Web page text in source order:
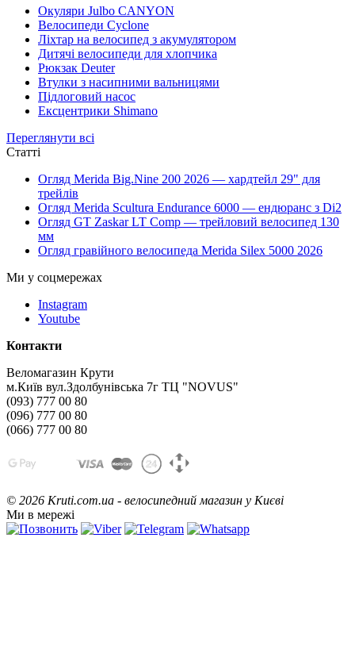
Окуляри Julbo CANYON
Велосипеди Cyclone
Ліхтар на велосипед з акумулятором
Дитячі велосипеди для хлопчика
Рюкзак Deuter
Втулки з насипними вальницями
Підлоговий насос
Ексцентрики Shimano
Переглянути всі
Статті
Огляд Merida Big.Nine 200 2026 — хардтейл 29" для
трейлів
Огляд Merida Scultura Endurance 6000 — ендюранс з Di2
Огляд GT Zaskar LT Comp — трейловий велосипед 130
мм
Огляд гравійного велосипеда Merida Silex 5000 2026
Ми у соцмережах
Instagram
Youtube
Контакти
Веломагазин Крути
м.Київ вул.Здолбунівська 7г ТЦ "NOVUS"
(093) 777 00 80
(096) 777 00 80
(066) 777 00 80
© 2026 Kruti.com.ua - велосипедний магазин у Києві
Ми в мережі